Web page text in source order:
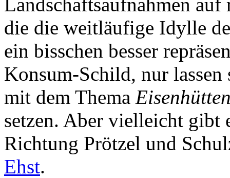
die die weitläufige Idylle
ein bisschen besser
Konsum-Schild, nur lassen
mit dem Thema
setzen. Aber vielleicht gibt
Richtung Prötzel und
Ehst.